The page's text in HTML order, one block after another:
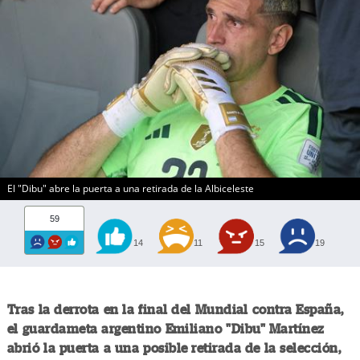
El "Dibu" abre la puerta a una retirada de la Albiceleste
59
14 11 15 19
Tras la derrota en la final del Mundial contra España,
el guardameta argentino Emiliano "Dibu" Martínez
abrió la puerta a una posible retirada de la selección,